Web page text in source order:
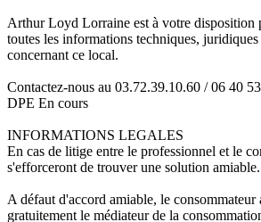
Arthur Loyd Lorraine est à votre disposition
toutes les informations techniques,
concernant ce local.
Contactez-nous au 03.72.39.10.60 / 06 40
DPE En cours
INFORMATIONS LEGALES
En cas de litige entre le professionnel et le
s'efforceront de trouver une solution amiable.
A défaut d'accord amiable, le consommateur
gratuitement le médiateur de la